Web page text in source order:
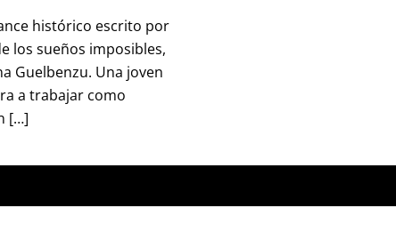
histórico escrito por
los sueños imposibles,
Guelbenzu. Una joven
a trabajar como
[…]